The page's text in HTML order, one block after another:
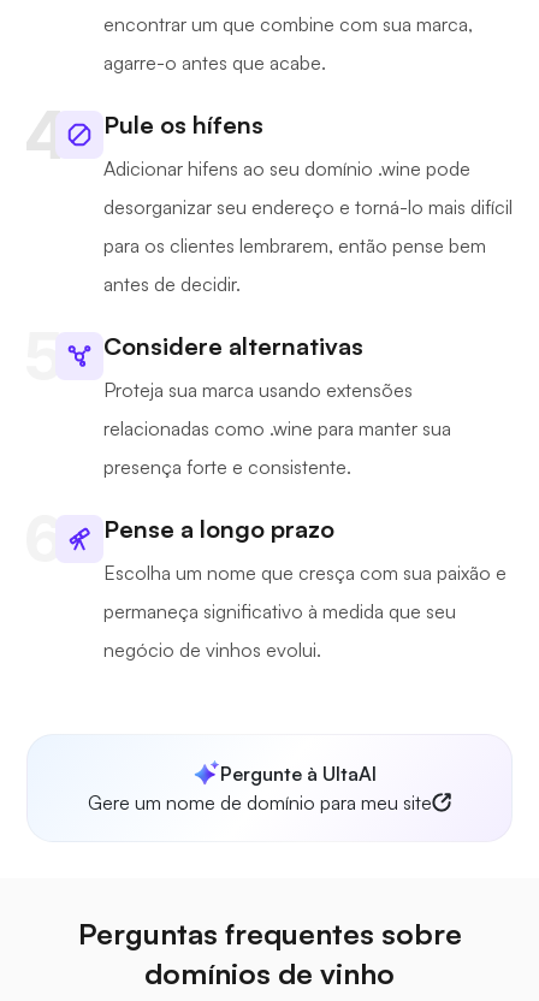
encontrar um que combine com sua marca,
agarre-o antes que acabe.
Pule os hífens
Adicionar hifens ao seu domínio .wine pode
desorganizar seu endereço e torná-lo mais difícil
para os clientes lembrarem, então pense bem
antes de decidir.
Considere alternativas
Proteja sua marca usando extensões
relacionadas como .wine para manter sua
presença forte e consistente.
Pense a longo prazo
Escolha um nome que cresça com sua paixão e
permaneça significativo à medida que seu
negócio de vinhos evolui.
Pergunte à UltaAI
Gere um nome de domínio para meu site
Perguntas frequentes sobre
domínios de vinho